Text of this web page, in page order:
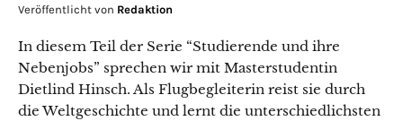
Veröffentlicht von Redaktion
In diesem Teil der Serie “Studierende und ihre
Nebenjobs” sprechen wir mit Masterstudentin
Dietlind Hinsch. Als Flugbegleiterin reist sie durch
die Weltgeschichte und lernt die unterschiedlichsten